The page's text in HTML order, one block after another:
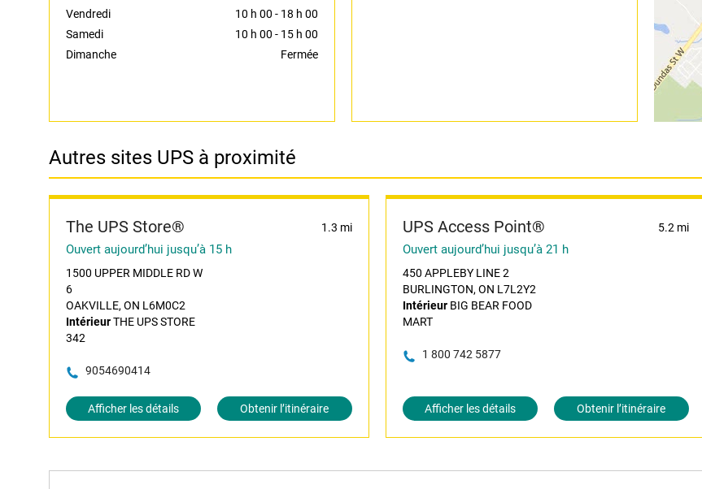
Vendredi
10 h 00 - 18 h 00
Samedi
10 h 00 - 15 h 00
Dimanche
Fermée
Autres sites UPS à proximité
The UPS Store® 1.3 mi
Ouvert aujourd’hui jusqu’à 15 h
1500 UPPER MIDDLE RD W
6
OAKVILLE, ON L6M0C2
IntérieurTHE UPS STORE
342
9054690414
Afficher les détails Obtenir l’itinéraire
UPS Access Point® 5.2 mi
Ouvert aujourd’hui jusqu’à 21 h
450 APPLEBY LINE 2
BURLINGTON, ON L7L2Y2
IntérieurBIG BEAR FOOD
MART
1 800 742 5877
Afficher les détails Obtenir l’itinéraire